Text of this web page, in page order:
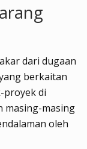
dari dugaan
berkaitan
proyek di
masing-masing
oleh